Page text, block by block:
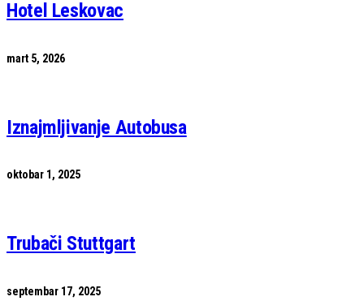
Hotel Leskovac
mart 5, 2026
Iznajmljivanje Autobusa
oktobar 1, 2025
Trubači Stuttgart
septembar 17, 2025